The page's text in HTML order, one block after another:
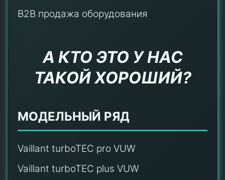
B2B продажа оборудования
А КТО ЭТО У НАС
ТАКОЙ ХОРОШИЙ?
МОДЕЛЬНЫЙ РЯД
Vaillant turboTEC pro VUW
Vaillant turboTEC plus VUW